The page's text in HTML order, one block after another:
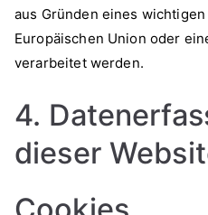
aus Gründen eines
Europäischen Union oder
verarbeitet werden.
4.
dieser